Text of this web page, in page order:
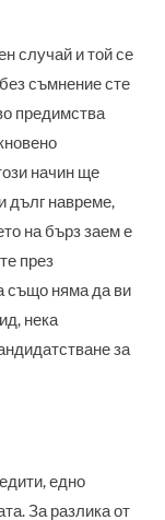
случай и той се
съмнение сте
предимства
начин ще
дълг навреме,
на бърз заем е
през
също няма да ви
нека
за
едно
За разлика от